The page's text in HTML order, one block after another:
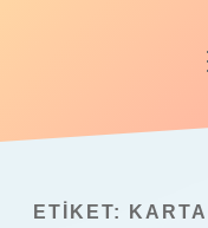
Anasayfa
ETIKET: